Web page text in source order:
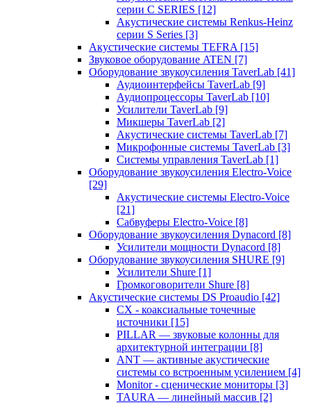
серии C SERIES [12]
Акустические системы Renkus-Heinz
серии S Series [3]
Акустические системы TEFRA [15]
Звуковое оборудование ATEN [7]
Оборудование звукоусиления TaverLab [41]
Аудиоинтерфейсы TaverLab [9]
Аудиопроцессоры TaverLab [10]
Усилители TaverLab [9]
Микшеры TaverLab [2]
Акустические системы TaverLab [7]
Микрофонные системы TaverLab [3]
Системы управления TaverLab [1]
Оборудование звукоусиления Electro-Voice
[29]
Акустические системы Electro-Voice
[21]
Сабвуферы Electro-Voice [8]
Оборудование звукоусиления Dynacord [8]
Усилители мощности Dynacord [8]
Оборудование звукоусиления SHURE [9]
Усилители Shure [1]
Громкоговорители Shure [8]
Акустические системы DS Proaudio [42]
CX - коаксиальные точечные
источники [15]
PILLAR — звуковые колонны для
архитектурной интеграции [8]
ANT — активные акустические
системы со встроенным усилением [4]
Monitor - сценические мониторы [3]
TAURA — линейный массив [2]